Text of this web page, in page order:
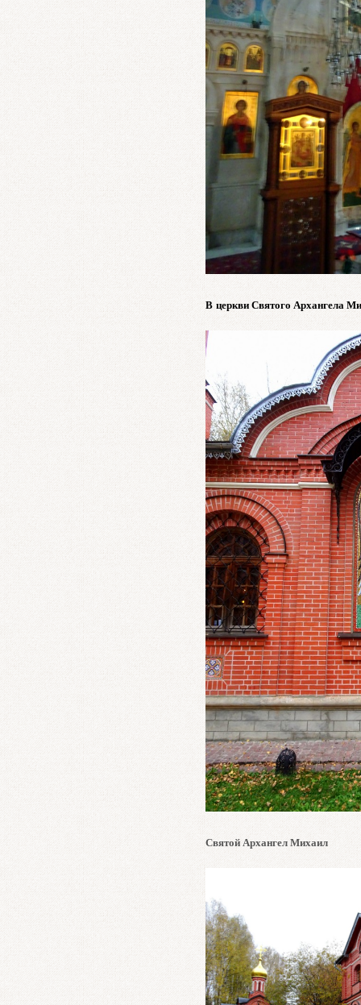
В церкви Святого Архангела
Святой Архангел Михаил